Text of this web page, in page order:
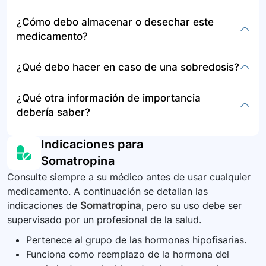
esto sucede.
estreñimiento, gases, dolor de estómago,
náusea, dolor de cabeza, mareo, cansancio, y
severos como latidos cardíacos irregulares,
piernas, o dificultad para respirar, contacte a su
médico inmediatamente.
¿Cómo debo almacenar o desechar este
medicamento?
almacenamiento o disposición no está provista,
medicamento o consulte a su farmacéutico o
médico.
¿Qué debo hacer en caso de una sobredosis?
caso de una sobredosis no está provista. En
caso de sobredosis, busque atención médica de
inmediatamente.
¿Qué otra información de importancia
debería saber?
con experiencia y formación para su uso. No se
debe utilizar Somatropina para el manejo de
trastornos del aprendizaje ni en otras
indicaciones no aprobadas. La utilización
indebida puede ocasionar trastornos del
crecimiento o malformaciones.
Indicaciones para
Somatropina
Consulte siempre a su médico antes de usar cualquier
medicamento. A continuación se detallan las
indicaciones de Somatropina, pero su uso debe ser
supervisado por un profesional de la salud.
Pertenece al grupo de las hormonas hipofisarias.
Funciona como reemplazo de la hormona del